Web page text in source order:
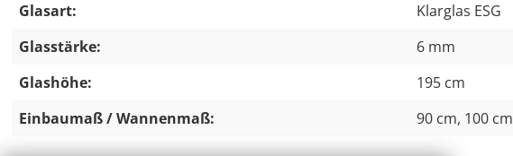
Glasart:
Klarglas ESG
Glasstärke:
6 mm
Glashöhe:
195 cm
Einbaumaß / Wannenmaß:
90 cm, 100 cm